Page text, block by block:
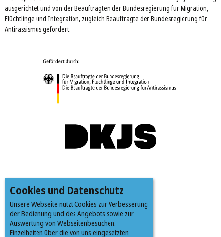
ausgerichtet und von der Beauftragten der Bundesregierung für Migration,
Flüchtlinge und Integration, zugleich Beauftragte der Bundesregierung für
Antirassismus gefördert.
Cookies und Datenschutz
Unsere Webseite nutzt Cookies zur Verbesserung
der Bedienung und des Angebots sowie zur
Auswertung von Webseitenbesuchen.
Einzelheiten über die von uns eingesetzten